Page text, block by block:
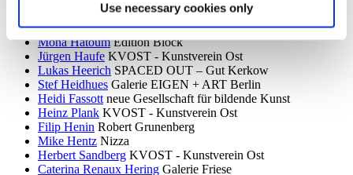
Use necessary cookies only
Harald Krainer, Lutz Marx, Herbert Meyer, Veronika Patzuda,
Hildegard Wittur neue Gesellschaft für bildende Kunst
Mona Hatoum Edition Block
Jürgen Haufe KVOST - Kunstverein Ost
Lukas Heerich SPACED OUT – Gut Kerkow
Stef Heidhues Galerie EIGEN + ART Berlin
Heidi Fassott neue Gesellschaft für bildende Kunst
Heinz Plank KVOST - Kunstverein Ost
Filip Henin Robert Grunenberg
Mike Hentz Nizza
Herbert Sandberg KVOST - Kunstverein Ost
Caterina Renaux Hering Galerie Friese